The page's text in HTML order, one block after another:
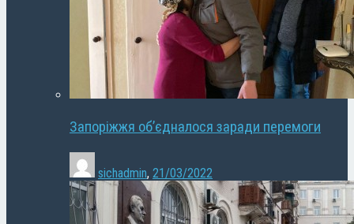
Запоріжжя об’єдналося заради перемоги
sichadmin, 21/03/2022